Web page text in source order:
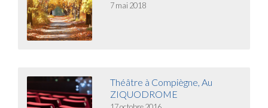
7 mai 2018
Théâtre à Compiègne, Au
ZIQUODROME